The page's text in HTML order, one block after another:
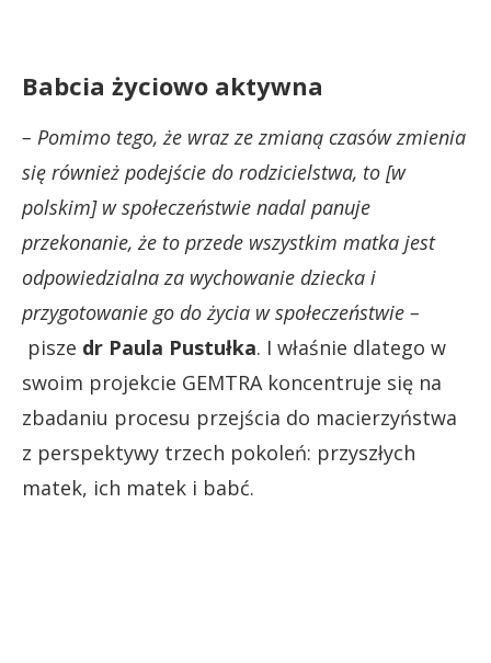
Babcia życiowo aktywna
– Pomimo tego, że wraz ze zmianą czasów zmienia
się również podejście do rodzicielstwa, to [w
polskim] w społeczeństwie nadal panuje
przekonanie, że to przede wszystkim matka jest
odpowiedzialna za wychowanie dziecka i
przygotowanie go do życia w społeczeństwie –
pisze dr Paula Pustułka. I właśnie dlatego w
swoim projekcie GEMTRA koncentruje się na
zbadaniu procesu przejścia do macierzyństwa
z perspektywy trzech pokoleń: przyszłych
matek, ich matek i babć.